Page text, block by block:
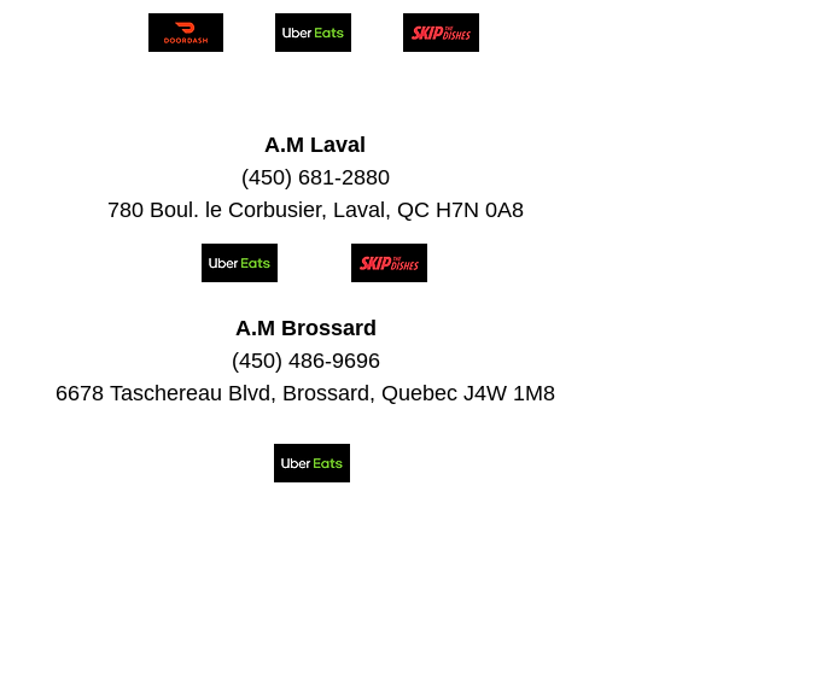
A.M Laval
(450) 681-2880
780 Boul. le Corbusier, Laval, QC H7N 0A8
A.M Brossard
(450) 486-9696
6678 Taschereau Blvd, Brossard, Quebec J4W 1M8